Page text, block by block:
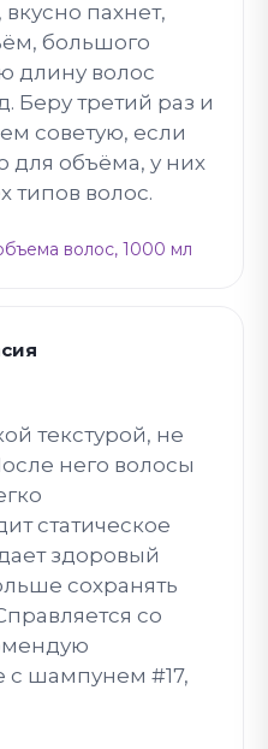
пахнет,
большого
длину волос
Беру третий раз и
советую, если
для объёма, у них
типов волос.
волос, 1000 мл
текстурой, не
него волосы
статическое
здоровый
сохранять
со
с шампунем #17,